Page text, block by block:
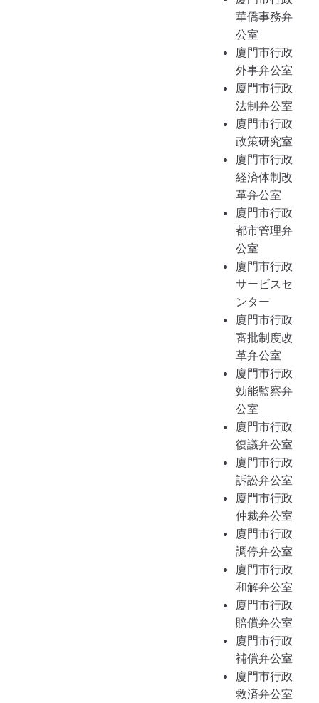
華僑事務弁
公室
廈門市行政
外事弁公室
廈門市行政
法制弁公室
廈門市行政
政策研究室
廈門市行政
経済体制改
革弁公室
廈門市行政
都市管理弁
公室
廈門市行政
サービスセ
ンター
廈門市行政
審批制度改
革弁公室
廈門市行政
効能監察弁
公室
廈門市行政
復議弁公室
廈門市行政
訴訟弁公室
廈門市行政
仲裁弁公室
廈門市行政
調停弁公室
廈門市行政
和解弁公室
廈門市行政
賠償弁公室
廈門市行政
補償弁公室
廈門市行政
救済弁公室